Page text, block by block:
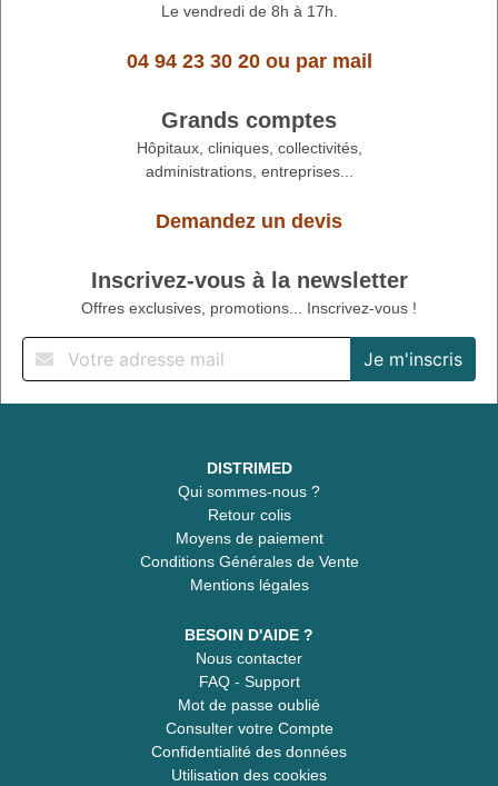
Le vendredi de 8h à 17h.
04 94 23 30 20ou par mail
Grands comptes
Hôpitaux, cliniques, collectivités,
administrations, entreprises...
Demandez un devis
Inscrivez-vous à la newsletter
Offres exclusives, promotions... Inscrivez-vous !
DISTRIMED
Qui sommes-nous ?
Retour colis
Moyens de paiement
Conditions Générales de Vente
Mentions légales
BESOIN D'AIDE ?
Nous contacter
FAQ - Support
Mot de passe oublié
Consulter votre Compte
Confidentialité des données
Utilisation des cookies